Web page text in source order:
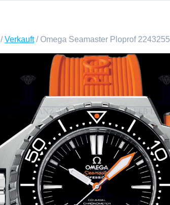
/Verkauft/ Omega Seamaster Ploprof